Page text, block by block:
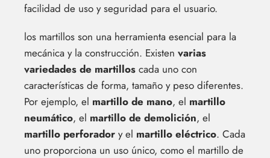
facilidad de uso y seguridad para el usuario.
los martillos son una herramienta esencial para la
mecánica y la construcción. Existen varias
variedades de martillos cada uno con
características de forma, tamaño y peso diferentes.
Por ejemplo, el martillo de mano, el martillo
neumático, el martillo de demolición, el
martillo perforador y el martillo eléctrico. Cada
uno proporciona un uso único, como el martillo de